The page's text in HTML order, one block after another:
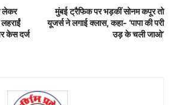
लेकर
केस दर्ज
मुंबई ट्रैफिक पर भड़कीं सोनम कपूर तो
यूजर्स ने लगाई क्लास, कहा- ‘पापा की परी
उड़ के चली जाओ’